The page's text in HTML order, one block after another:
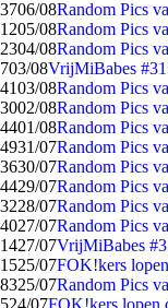
3706/08Random Pics
1205/08Random Pics
2304/08Random Pics
703/08VrijMiBabes
4103/08Random Pics
3002/08Random Pics
4401/08Random Pics
4931/07Random Pics
3630/07Random Pics
4429/07Random Pics
3228/07Random Pics
4027/07Random Pics
1427/07VrijMiBabes
1525/07FOK!kers
8325/07Random Pics
524/07FOK!kers lopen